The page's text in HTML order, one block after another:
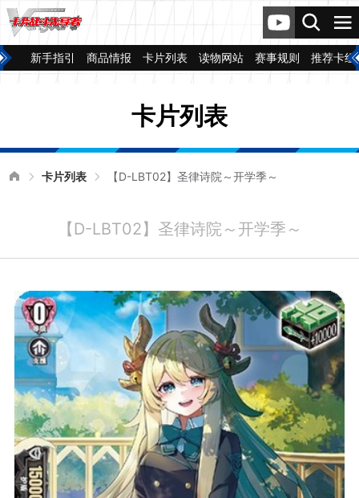
新手指引 商品情报 卡片列表 读物网站 赛事规则 推荐卡组
卡片列表
卡片列表 【D-LBT02】圣律诗院～开学季～
【D-LBT02】圣律诗院～开学季～